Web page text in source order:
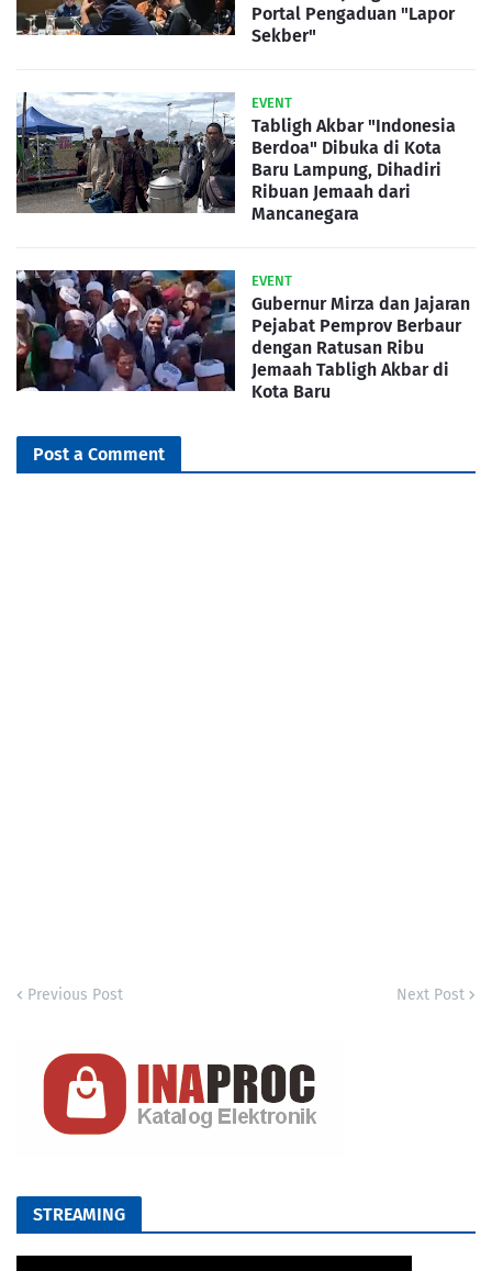
Portal Pengaduan "Lapor
Sekber"
EVENT
Tabligh Akbar "Indonesia
Berdoa" Dibuka di Kota
Baru Lampung, Dihadiri
Ribuan Jemaah dari
Mancanegara
EVENT
Gubernur Mirza dan Jajaran
Pejabat Pemprov Berbaur
dengan Ratusan Ribu
Jemaah Tabligh Akbar di
Kota Baru
Post a Comment
Previous Post Next Post
STREAMING